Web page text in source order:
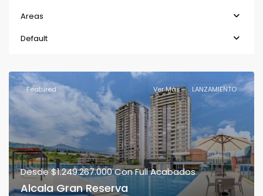
Areas
Default
Featured Ver Más LANZAMIENTO
Desde$1.249.267.000Con Full Acabados
Alcala Gran Reserva